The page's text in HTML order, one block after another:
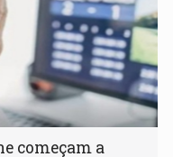
começam a